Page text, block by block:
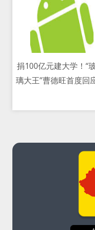
捐100亿元建大学！“
璃大王”曹德旺首度回